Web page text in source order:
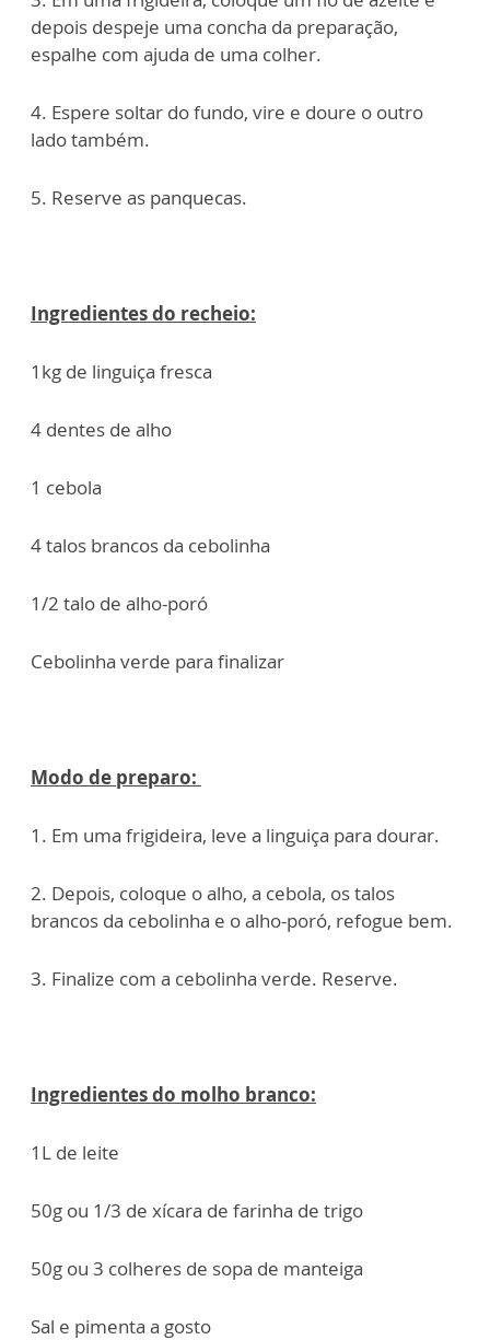
depois despeje uma concha da preparação,
espalhe com ajuda de uma colher.
4. Espere soltar do fundo, vire e doure o outro
lado também.
5. Reserve as panquecas.
Ingredientes do recheio:
1kg de linguiça fresca
4 dentes de alho
1 cebola
4 talos brancos da cebolinha
1/2 talo de alho-poró
Cebolinha verde para finalizar
Modo de preparo:
1. Em uma frigideira, leve a linguiça para dourar.
2. Depois, coloque o alho, a cebola, os talos
brancos da cebolinha e o alho-poró, refogue bem.
3. Finalize com a cebolinha verde. Reserve.
Ingredientes do molho branco:
1L de leite
50g ou 1/3 de xícara de farinha de trigo
50g ou 3 colheres de sopa de manteiga
Sal e pimenta a gosto